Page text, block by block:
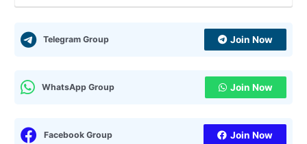
Telegram Group Join Now
WhatsApp Group Join Now
Facebook Group Join Now